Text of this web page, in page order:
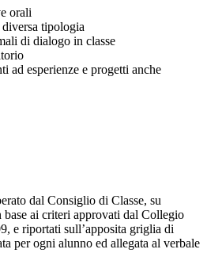
orali
tipologia
di dialogo in classe
esperienze e progetti anche
dal Consiglio di Classe, su
ai criteri approvati dal Collegio
e riportati sull’apposita griglia di
per ogni alunno ed allegata al verbale